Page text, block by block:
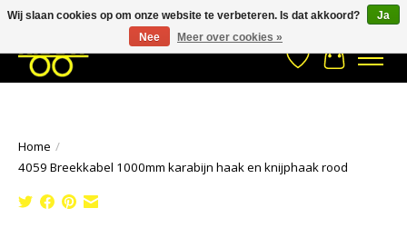
033- 2470 538 info@kraaybv.com Stuur een Whatsapp bericht
Verlanglijst
Home /
4059 Breekkabel 1000mm karabijn haak en knijphaak rood
Wij slaan cookies op om onze website te verbeteren. Is dat akkoord?
Ja
Nee
Meer over cookies »